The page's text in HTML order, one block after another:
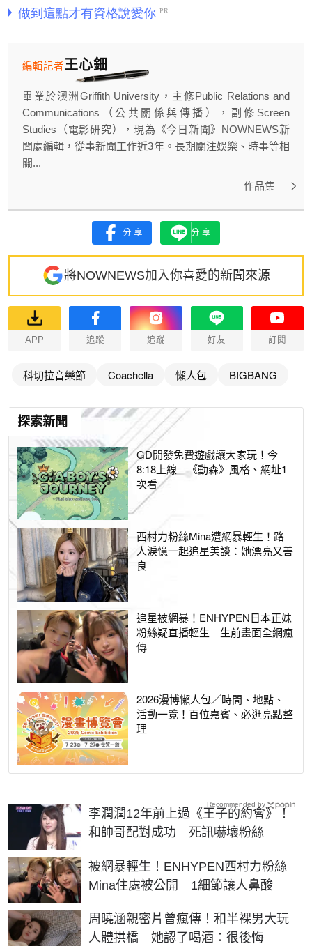
王心鈿
編輯記者
畢業於澳洲Griffith University，主修Public Relations and
Communications（公共關係與傳播），副修Screen
Studies（電影研究），現為《今日新聞》NOWNEWS新
聞處編輯，從事新聞工作近3年。長期關注娛樂、時事等相
關...
作品集
分享 分享
將NOWNEWS加入你喜愛的新聞來源
APP 追蹤 追蹤 好友 訂閱
科切拉音樂節 Coachella 懶人包 BIGBANG
探索新聞
GD開發免費遊戲讓大家玩！今
8:18上線 《動森》風格、網址1
次看
西村力粉絲Mina遭網暴輕生！路
人淚憶一起追星美談：她漂亮又善
良
追星被網暴！ENHYPEN日本正妹
粉絲疑直播輕生 生前畫面全網瘋
傳
2026漫博懶人包／時間、地點、
活動一覽！百位嘉賓、必逛亮點整
理
李潤潤12年前上過《王子的約會》！
和帥哥配對成功 死訊嚇壞粉絲
被網暴輕生！ENHYPEN西村力粉絲
Mina住處被公開 1細節讓人鼻酸
周曉涵親密片曾瘋傳！和半裸男大玩
人體拱橋 她認了喝酒：很後悔
Recommended by